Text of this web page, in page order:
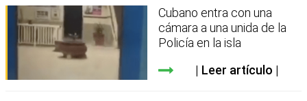
Cubano entra con una
cámara a una unida de la
Policía en la isla
Leer artículo